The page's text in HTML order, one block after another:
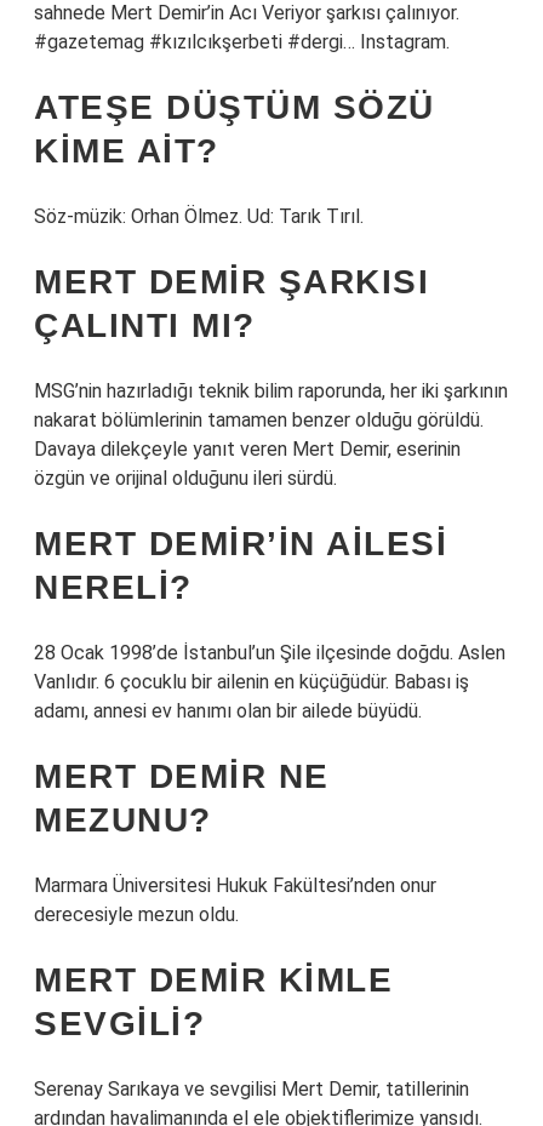
sahnede Mert Demir’in Acı Veriyor şarkısı çalınıyor.
#gazetemag #kızılcıkşerbeti #dergi… Instagram.
ATEŞE DÜŞTÜM SÖZÜ
KIME AIT?
Söz-müzik: Orhan Ölmez. Ud: Tarık Tırıl.
MERT DEMIR ŞARKISI
ÇALINTI MI?
MSG’nin hazırladığı teknik bilim raporunda, her iki şarkının
nakarat bölümlerinin tamamen benzer olduğu görüldü.
Davaya dilekçeyle yanıt veren Mert Demir, eserinin
özgün ve orijinal olduğunu ileri sürdü.
MERT DEMIR’IN AILESI
NERELI?
28 Ocak 1998’de İstanbul’un Şile ilçesinde doğdu. Aslen
Vanlıdır. 6 çocuklu bir ailenin en küçüğüdür. Babası iş
adamı, annesi ev hanımı olan bir ailede büyüdü.
MERT DEMIR NE
MEZUNU?
Marmara Üniversitesi Hukuk Fakültesi’nden onur
derecesiyle mezun oldu.
MERT DEMIR KIMLE
SEVGILI?
Serenay Sarıkaya ve sevgilisi Mert Demir, tatillerinin
ardından havalimanında el ele objektiflerimize yansıdı.